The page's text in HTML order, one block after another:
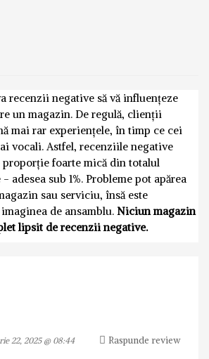
recenzii negative să vă influențeze
un magazin. De regulă, clienții
mai rar experiențele, în timp ce cei
vocali. Astfel, recenziile negative
proporție foarte mică din totalul
adesea sub 1%. Probleme pot apărea
sau serviciu, însă este
de ansamblu. Niciun magazin
lipsit de recenzii negative.
22, 2025 @ 08:44 Raspunde review